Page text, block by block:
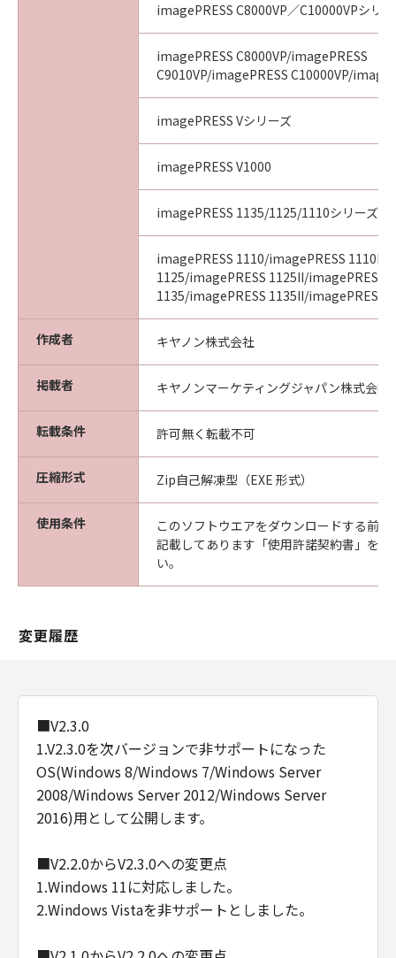
imagePRESS C8000VP／C10000VPシリ
imagePRESS C8000VP/imagePRESS
C9010VP/imagePRESS C10000VP/
imagePRESS Vシリーズ
imagePRESS V1000
imagePRESS 1135/1125/1110シリーズ
imagePRESS 1110/imagePRESS 1110II/
1125/imagePRESS 1125II/imagePRESS
1135/imagePRESS 1135II/imagePRESS
作成者 キヤノン株式会社
掲載者 キヤノンマーケティングジャパン株式会社
転載条件 許可無く転載不可
圧縮形式 Zip自己解凍型（EXE 形式）
使用条件
このソフトウエアをダウンロードする前
記載してあります「使用許諾契約書」を
い。
変更履歴
■V2.3.0
1.V2.3.0を次バージョンで非サポートになった
OS(Windows 8/Windows 7/Windows Server
2008/Windows Server 2012/Windows Server
2016)用として公開します。
■V2.2.0からV2.3.0への変更点
1.Windows 11に対応しました。
2.Windows Vistaを非サポートとしました。